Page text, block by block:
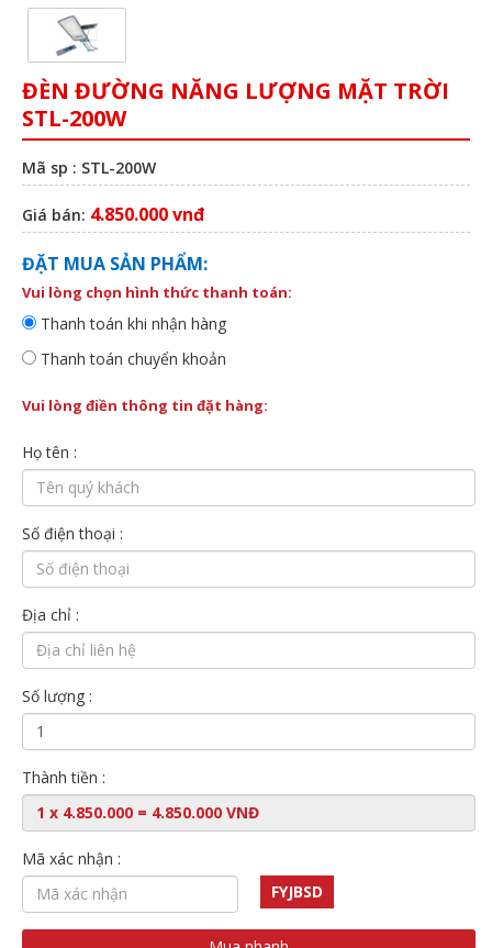
ĐÈN ĐƯỜNG NĂNG LƯỢNG MẶT TRỜI
STL-200W
Mã sp : STL-200W
Giá bán: 4.850.000 vnđ
ĐẶT MUA SẢN PHẨM:
Vui lòng chọn hình thức thanh toán:
Thanh toán khi nhận hàng
Thanh toán chuyển khoản
Vui lòng điền thông tin đặt hàng:
Họ tên :
Số điện thoại :
Địa chỉ :
Số lượng :
Thành tiền :
Mã xác nhận :
FYJBSD